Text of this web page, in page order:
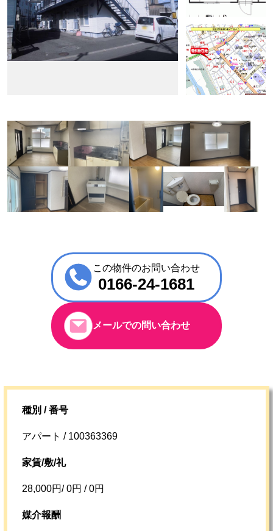
この物件のお問い合わせ
0166-24-1681
メールでの問い合わせ
種別 / 番号
アパート / 100363369
家賃/敷/礼
28,000円/ 0円 / 0円
媒介報酬